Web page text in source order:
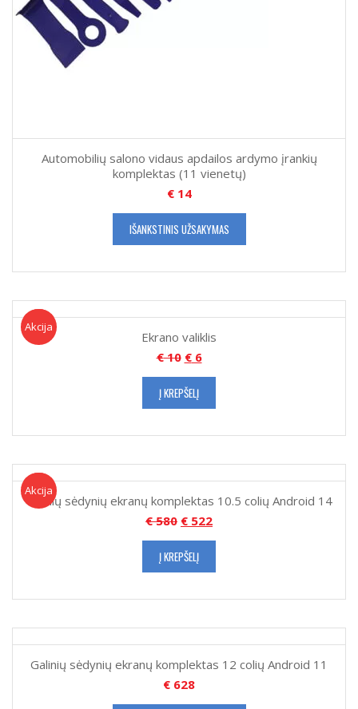
Automobilių salono vidaus apdailos ardymo įrankių
komplektas (11 vienetų)
€14
IŠANKSTINIS UŽSAKYMAS
Akcija
Akcija!
Ekrano valiklis
€10 €6
Į KREPŠELĮ
Akcija
Akcija!
Galinių sėdynių ekranų komplektas 10.5 colių Android 14
€580 € 522
Į KREPŠELĮ
Galinių sėdynių ekranų komplektas 12 colių Android 11
€ 628